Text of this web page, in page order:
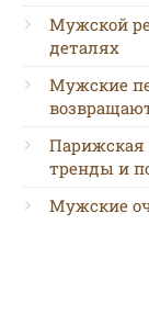
Мужской
деталях
Мужские
Парижская
тренды и
Мужские